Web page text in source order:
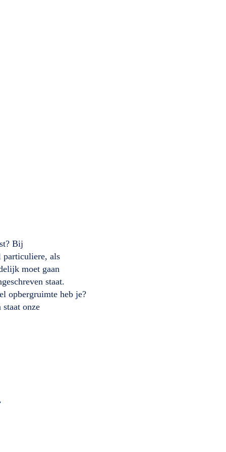
Bij
particuliere, als
moet gaan
staat.
opbergruimte heb je?
onze